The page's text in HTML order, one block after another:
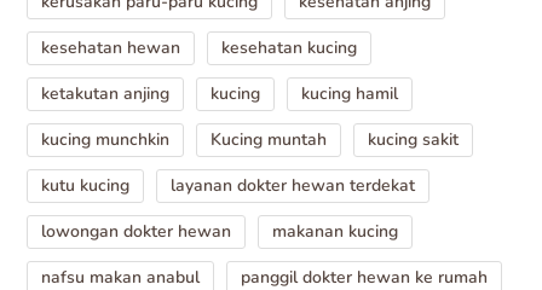
kesehatan hewan
kesehatan kucing
ketakutan anjing
kucing
kucing hamil
kucing munchkin
Kucing muntah
kucing sakit
kutu kucing
layanan dokter hewan terdekat
lowongan dokter hewan
makanan kucing
nafsu makan anabul
panggil dokter hewan ke rumah